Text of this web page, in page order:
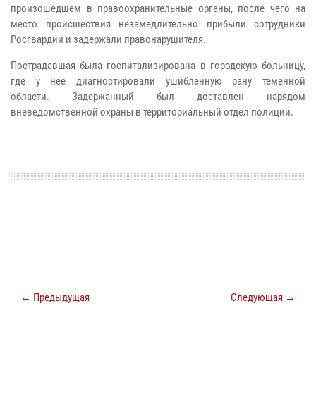
произошедшем в правоохранительные органы, после чего на
место происшествия незамедлительно прибыли сотрудники
Росгвардии и задержали правонарушителя.
Пострадавшая была госпитализирована в городскую больницу,
где у нее диагностировали ушибленную рану теменной
области. Задержанный был доставлен нарядом
вневедомственной охраны в территориальный отдел полиции.
← Предыдущая Следующая →